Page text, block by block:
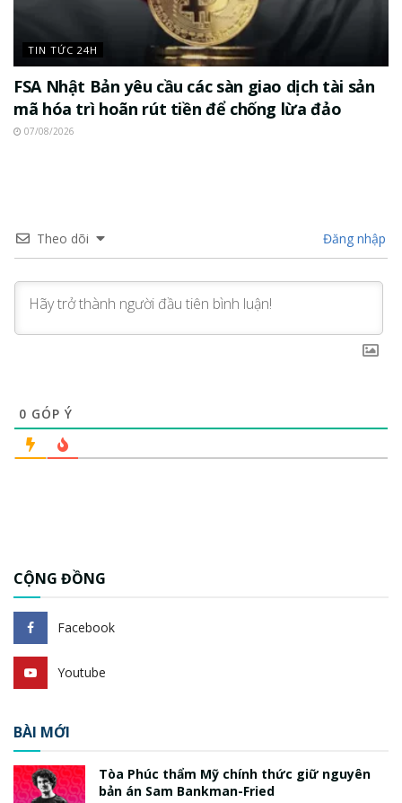
TIN TỨC 24H
FSA Nhật Bản yêu cầu các sàn giao dịch tài sản
mã hóa trì hoãn rút tiền để chống lừa đảo
07/08/2026
Theo dõi Đăng nhập
0 GÓP Ý
CỘNG ĐỒNG
Facebook
Youtube
BÀI MỚI
Tòa Phúc thẩm Mỹ chính thức giữ nguyên
bản án Sam Bankman-Fried